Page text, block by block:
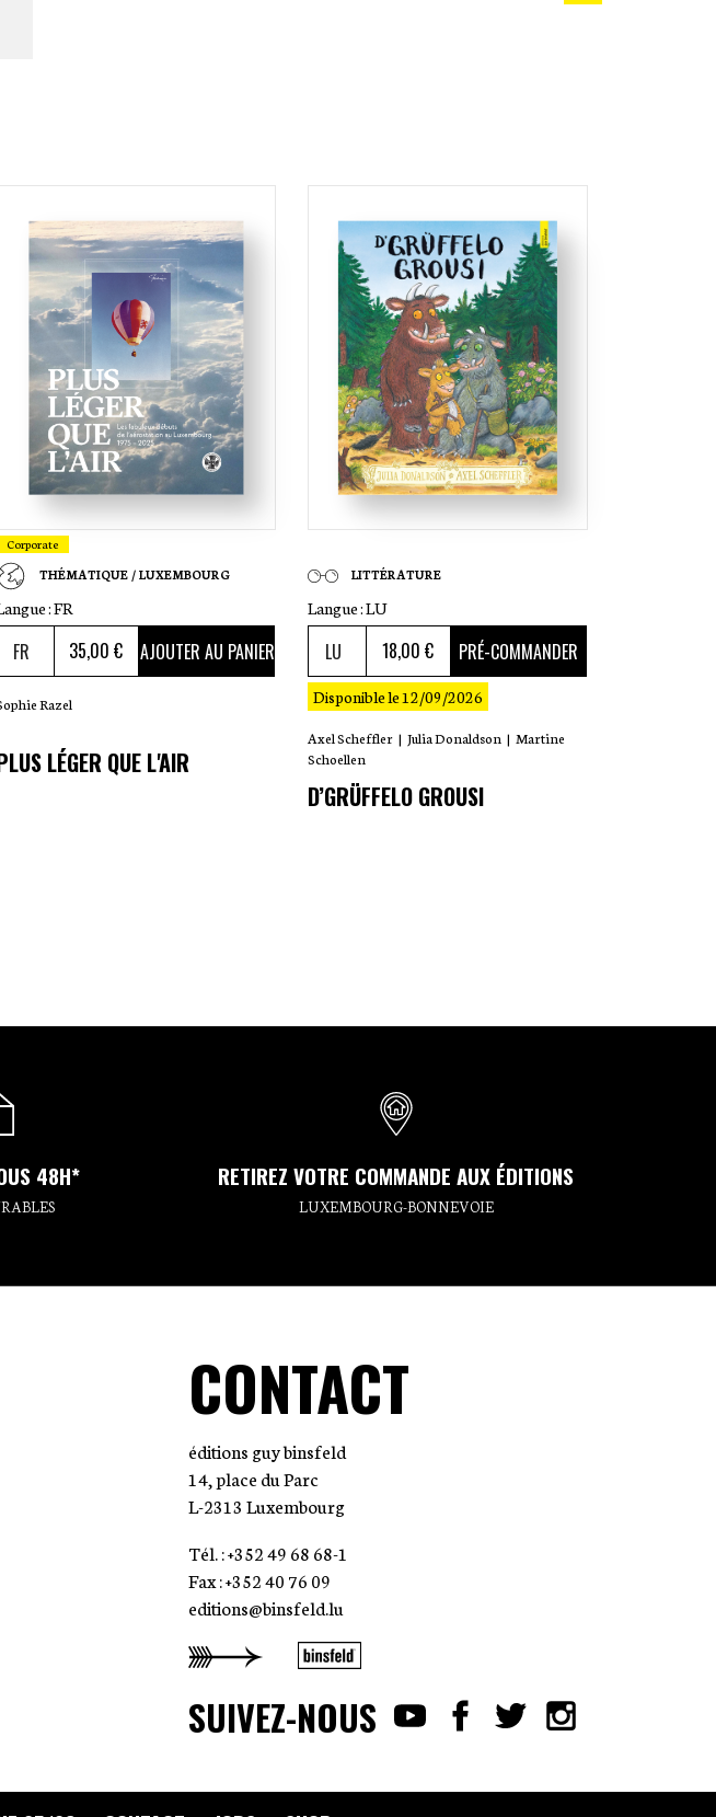
Corporate
THÉMATIQUE / LUXEMBOURG
:FR
35,00 € AJOUTER AU PANIER
Razel
LÉGER QUE L'AIR
LITTÉRATURE
Langue :LU
18,00 € PRÉ-COMMANDER
Disponible le 12/09/2026
Axel Scheffler | Julia Donaldson | Martine
Schoellen
D’GRÜFFELO GROUSI
48H* RETIREZ VOTRE COMMANDE AUX ÉDITIONS
LUXEMBOURG-BONNEVOIE
CONTACT
éditions guy binsfeld
14, place du Parc
L-2313 Luxembourg
Tél. : +352 49 68 68-1
Fax : +352 40 76 09
editions@binsfeld.lu
SUIVEZ-NOUS